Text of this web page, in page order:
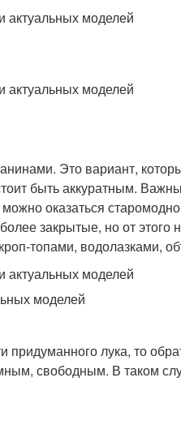
Это вариант,
быть аккуратным.
оказаться
закрытые, но от этого
топами, водолазками,
лука, то
свободным. В таком